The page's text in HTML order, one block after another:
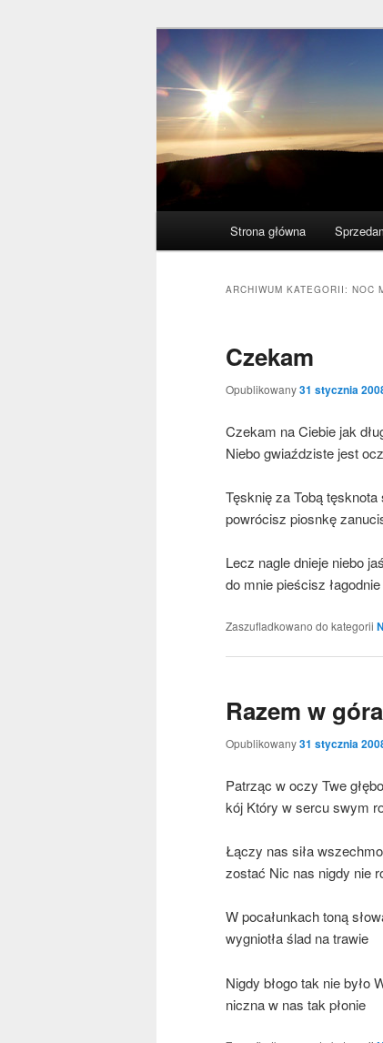
acogitosis
polscy naukowcy
Strona główna
ARCHIWUM KATEGORII: NOC
Czekam
Opublikowany31 stycznia
Cze­kam na Cie­bie jak
Nie­bo gwiaź­dzi­ste jest
Tęsk­nię za Tobą
powró­cisz piosn­kę
Lecz nagle dnie­je nie­bo
do mnie pie­ścisz
Zaszufladkowano do kategorii
Razem w
Opublikowany31 stycznia
Patrząc w oczy Twe
kój Któ­ry w ser­cu swym
Łączy nas siła
zostać Nic nas nigdy nie
W poca­łun­kach toną
wygnio­tła ślad na trawie
Nigdy bło­go tak nie
nicz­na w nas tak płonie